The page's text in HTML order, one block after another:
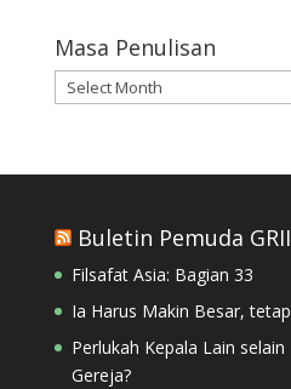
Masa Penulisan
Masa
Penulisan
Buletin Pemuda GRII
Filsafat Asia: Bagian 33
Ia Harus Makin Besar,
Perlukah Kepala Lain
Gereja?